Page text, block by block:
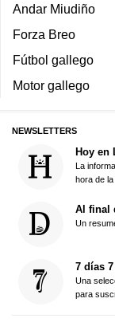
Andar Miudiño
Forza Breo
Fútbol gallego
Motor gallego
NEWSLETTERS
Hoy en
La
hora de
Al final
Un
7 días
Una
para